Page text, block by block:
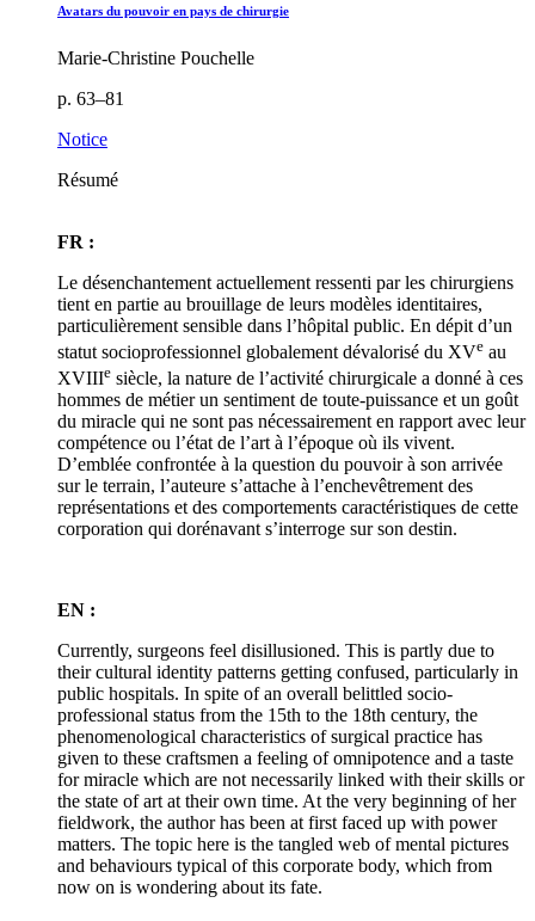
Avatars du pouvoir en pays de chirurgie
Marie-Christine Pouchelle
p. 63–81
Notice
Résumé
FR :
Le désenchantement actuellement ressenti par les chirurgiens
tient en partie au brouillage de leurs modèles identitaires,
particulièrement sensible dans l’hôpital public. En dépit d’un
statut socioprofessionnel globalement dévalorisé du XVe au
XVIIIe siècle, la nature de l’activité chirurgicale a donné à ces
hommes de métier un sentiment de toute-puissance et un goût
du miracle qui ne sont pas nécessairement en rapport avec leur
compétence ou l’état de l’art à l’époque où ils vivent.
D’emblée confrontée à la question du pouvoir à son arrivée
sur le terrain, l’auteure s’attache à l’enchevêtrement des
représentations et des comportements caractéristiques de cette
corporation qui dorénavant s’interroge sur son destin.
EN :
Currently, surgeons feel disillusioned. This is partly due to
their cultural identity patterns getting confused, particularly in
public hospitals. In spite of an overall belittled socio-
professional status from the 15th to the 18th century, the
phenomenological characteristics of surgical practice has
given to these craftsmen a feeling of omnipotence and a taste
for miracle which are not necessarily linked with their skills or
the state of art at their own time. At the very beginning of her
fieldwork, the author has been at first faced up with power
matters. The topic here is the tangled web of mental pictures
and behaviours typical of this corporate body, which from
now on is wondering about its fate.